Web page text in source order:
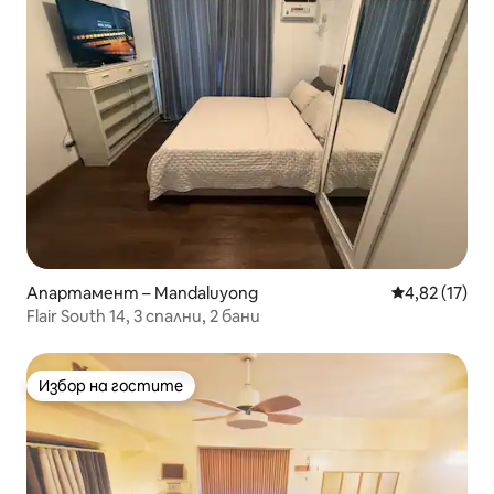
Апартамент – Mandaluyong Средна
4,82 (17)
Flair South 14, 3 спални, 2 бани
Избор на гостите
Избор на гостите